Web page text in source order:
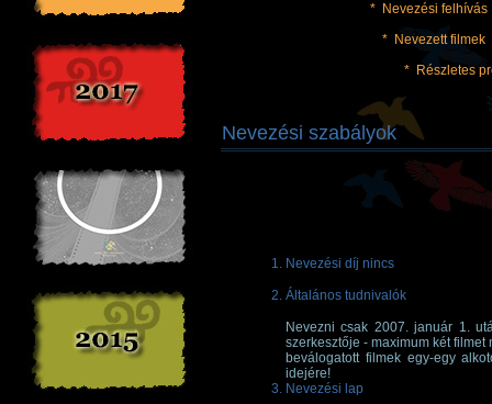
* Nevezési felhívás
* Nevezett filmek
* Részletes
Nevezési szabályok
Nevezési díj nincs
Általános tudnivalók
Nevezni csak 2007. január 1.
szerkesztője - maximum két
beválogatott filmek egy-egy
idejére!
Nevezési lap